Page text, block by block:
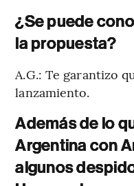
¿Se puede
la propuesta?
A.G.: Te garantizo
lanzamiento.
Además de lo
Argentina con
algunos